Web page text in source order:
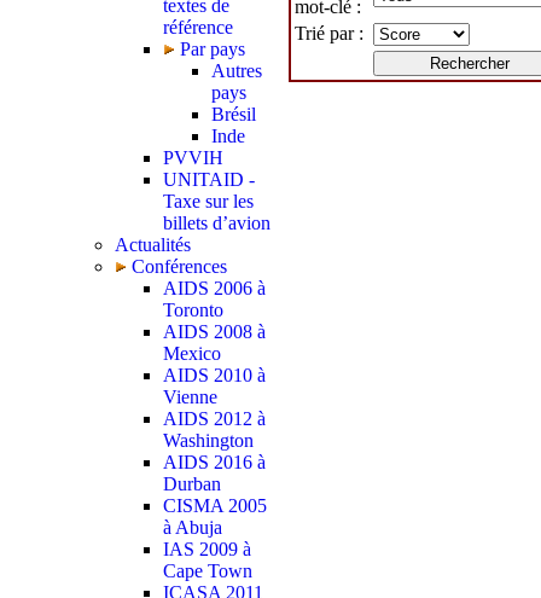
textes de
référence
Par pays
Autres
pays
Brésil
Inde
PVVIH
UNITAID -
Taxe sur les
billets d’avion
Actualités
Conférences
AIDS 2006 à
Toronto
AIDS 2008 à
Mexico
AIDS 2010 à
Vienne
AIDS 2012 à
Washington
AIDS 2016 à
Durban
CISMA 2005
à Abuja
IAS 2009 à
Cape Town
ICASA 2011
mot-clé :
Trié par :